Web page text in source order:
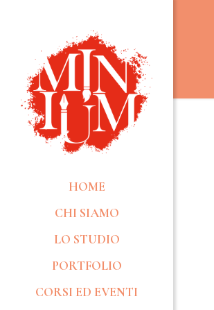
HOME
CHI SIAMO
LO STUDIO
PORTFOLIO
CORSI ED EVENTI